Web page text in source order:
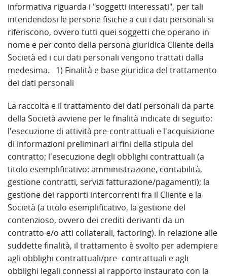
informativa riguarda i "soggetti interessati", per tali
intendendosi le persone fisiche a cui i dati personali si
riferiscono, ovvero tutti quei soggetti che operano in
nome e per conto della persona giuridica Cliente della
Società ed i cui dati personali vengono trattati dalla
medesima. 1) Finalità e base giuridica del trattamento
dei dati personali
La raccolta e il trattamento dei dati personali da parte
della Società avviene per le finalità indicate di seguito:
l'esecuzione di attività pre-contrattuali e l'acquisizione
di informazioni preliminari ai fini della stipula del
contratto; l'esecuzione degli obblighi contrattuali (a
titolo esemplificativo: amministrazione, contabilità,
gestione contratti, servizi fatturazione/pagamenti); la
gestione dei rapporti intercorrenti fra il Cliente e la
Società (a titolo esemplificativo, la gestione del
contenzioso, ovvero dei crediti derivanti da un
contratto e/o atti collaterali, factoring). In relazione alle
suddette finalità, il trattamento è svolto per adempiere
agli obblighi contrattuali/pre- contrattuali e agli
obblighi legali connessi al rapporto instaurato con la